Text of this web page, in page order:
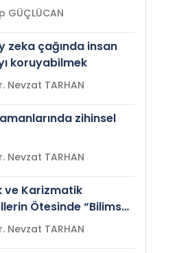
Zeynep GÜÇLÜCAN
zeka çağında insan
koruyabilmek
Prof.Dr. Nevzat TARHAN
zihinsel
Prof.Dr. Nevzat TARHAN
ve Karizmatik
Ötesinde “Bilimsel
Prof.Dr. Nevzat TARHAN